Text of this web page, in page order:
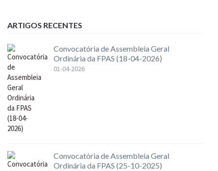
ARTIGOS RECENTES
Convocatória de Assembleia Geral
Ordinária da FPAS (18-04-2026)
01-04-2026
Convocatória de Assembleia Geral
Ordinária da FPAS (25-10-2025)